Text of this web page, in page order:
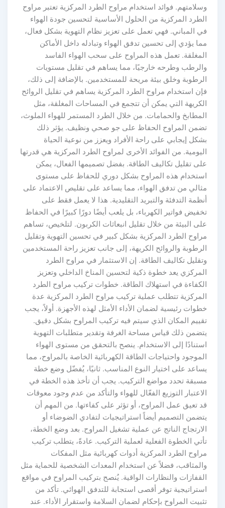
فوائد استخدام مراوح الطرد المركزية تعتبر مراوح
المركزية من الحلول الأساسية لتحسين جودة الهواء
المباني. فهي تعمل على تعزيز نظام التهوية بشكل فعال،
يؤدي إلى تحسين تدفق الهواء وتبادله داخل الأماكن
تعمل هذه المراوح على سحب الهواء الفاسد
وطرحه خارجيًا، مما يساهم في تقليل مستويات
وخلق بيئة مريحة للمستخدمين. بالإضافة إلى ذلك،
استخدام مراوح الطرد المركزية يساهم في تقليل الروائح
التي يمكن أن تتجمع في المساحات المغلقة، مثل
والحمامات. من خلال الطرد المستمر للهواء الملوث،
المراوح الحفاظ على جو صحي ونظيف. يؤثر ذلك
إيجابي على راحة الأفراد ويعزز من نوعية الحياة
من الفوائد الأخرى لمراوح الطرد المركزية هي قدرتها
تقليل تكاليف الطاقة. بفضل تصميمها الفعال، يمكن
هذه المراوح بشكل دوري للحفاظ على مستوى
من تدفق الهواء، مما يساعد على تقليص الاعتماد على
التدفئة والتبريد التقليدية. هذا لا يعمل فقط على
فواتير الكهرباء، بل يلعب أيضًا دورًا كبيرًا في الحفاظ
البيئة من خلال تقليل انبعاثات الكربون. لتلخيص، تساهم
الطرد المركزية بشكل كبير في تحسين التهوية وتقليل
والروائح الكريهة، إلى جانب تعزيز راحة المستخدمين
تكاليف الطاقة. إن الاستثمار في مراوح الطرد
يعد خطوة ذكية لتحسين المناخ الداخلي وتعزيز
في استهلاك الطاقة. خطوات تركيب مراوح الطرد
تتطلب عملية تركيب مراوح الطرد المركزية عدة
رئيسية لضمان الأداء الأمثل لهذه الأجهزة. أولاً، يجب
المكان الذي سيتم فيه تركيب المراوح بشكل دقيق.
ذلك قياس مساحة الغرفة وتقدير متطلبات التهوية
إلى الاستخدام. ينصح بالتحقق من مستوى الهواء
واحتياجات الطاقة الكهربائية الخاصة بالمراوح، مما
على اختيار النوع المناسب. ثانيًا، يُفضّل وضع خطة
تحدد مواضع التركيب. يجب أن تأخذ هذه الخطة في
التوزيع الفعّال للهواء والتأكد من عدم وجود معوقات
تعيق عمل المراوح، أو تؤثر على كفاءتها. من المهم أن
التصميم أيضاً استراتيجيات لتفادي الضوضاء أو
الناتج عن عملية تشغيل المراوح. بعد وضع الخطة،
الخطوة الفعلية لعملية التركيب. عادةً، يتطلب تركيب
الطرد المركزية أدوات كهربائية مثل المفكات
فضلاً عن استخدام المعدات الشخصية للحماية مثل
والنظارات الواقية. يُنصح بتركيب المراوح في مواقع
توفر أقصى استجابة للتدفق الهوائي. تأكد من
المراوح بإحكام لضمان السلامة واستقرار الأداء. عند